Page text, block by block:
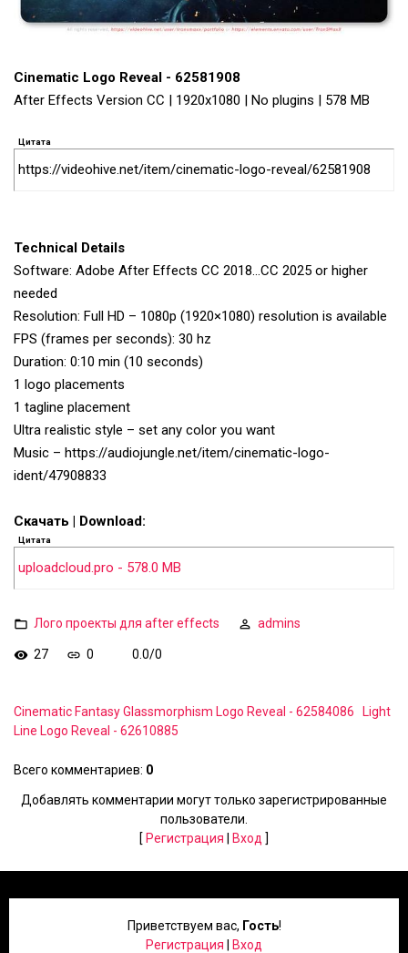
Cinematic Logo Reveal - 62581908
After Effects Version CC | 1920x1080 | No plugins | 578 MB
Цитата
https://videohive.net/item/cinematic-logo-reveal/62581908
Technical Details
Software: Adobe After Effects CC 2018…CC 2025 or higher
needed
Resolution: Full HD – 1080p (1920×1080) resolution is available
FPS (frames per seconds): 30 hz
Duration: 0:10 min (10 seconds)
1 logo placements
1 tagline placement
Ultra realistic style – set any color you want
Music – https://audiojungle.net/item/cinematic-logo-
ident/47908833
Скачать | Download:
Цитата
uploadcloud.pro - 578.0 MB
Лого проекты для after effects admins
27 0 0.0/0
Cinematic Fantasy Glassmorphism Logo Reveal - 62584086
Light
Line Logo Reveal - 62610885
Всего комментариев: 0
Добавлять комментарии могут только зарегистрированные
пользователи.
[ Регистрация Вход ]
Приветствуем вас, Гость!
Регистрация
Вход